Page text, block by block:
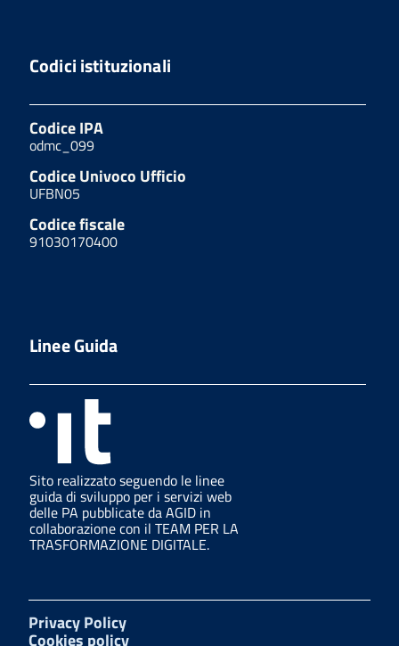
Codici istituzionali
Codice IPA
odmc_099
Codice Univoco Ufficio
UFBN05
Codice fiscale
91030170400
Linee Guida
Sito realizzato seguendo le linee
guida di sviluppo per i servizi web
delle PA pubblicate da AGID in
collaborazione con il TEAM PER LA
TRASFORMAZIONE DIGITALE.
Privacy Policy
Cookies policy